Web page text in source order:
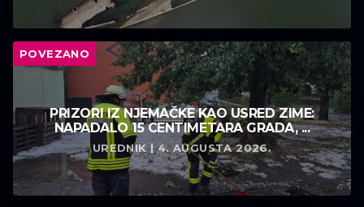
POVEZANO
PRIZORI IZ NJEMAČKE KAO USRED ZIME:
NAPADALO 15 CENTIMETARA GRADA, ...
UREDNIK | 4. AUGUSTA 2026.